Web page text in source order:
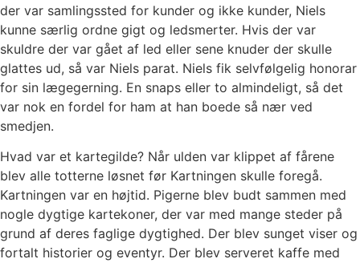
der var samlingssted for kunder og ikke kunder, Niels
kunne særlig ordne gigt og ledsmerter. Hvis der var
skuldre der var gået af led eller sene knuder der skulle
glattes ud, så var Niels parat. Niels fik selvfølgelig honorar
for sin lægegerning. En snaps eller to almindeligt, så det
var nok en fordel for ham at han boede så nær ved
smedjen.
Hvad var et kartegilde? Når ulden var klippet af fårene
blev alle totterne løsnet før Kartningen skulle foregå.
Kartningen var en højtid. Pigerne blev budt sammen med
nogle dygtige kartekoner, der var med mange steder på
grund af deres faglige dygtighed. Der blev sunget viser og
fortalt historier og eventyr. Der blev serveret kaffe med